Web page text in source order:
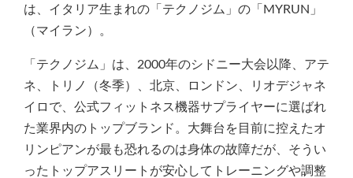
は、イタリア生まれの「テクノジム」の「MYRUN」
（マイラン）。
「テクノジム」は、2000年のシドニー大会以降、アテ
ネ、トリノ（冬季）、北京、ロンドン、リオデジャネ
イロで、公式フィットネス機器サプライヤーに選ばれ
た業界内のトップブランド。大舞台を目前に控えたオ
リンピアンが最も恐れるのは身体の故障だが、そうい
ったトップアスリートが安心してトレーニングや調整